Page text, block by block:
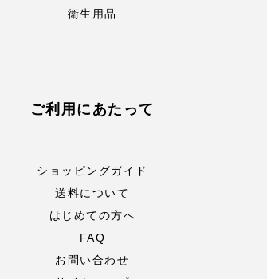
衛生用品
ご利用にあたって
ショッピングガイド
送料について
はじめての方へ
FAQ
お問い合わせ